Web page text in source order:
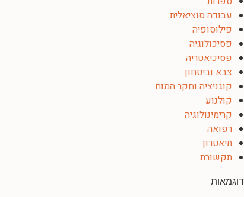
עבודה סוציאלית
פילוסופיה
פסיכולוגיה
פסיכיאטריה
צבא וביטחון
קוגניציה וחקר המוח
קולנוע
קרימינולוגיה
רפואה
תיאטרון
תקשורת
דוגמאות